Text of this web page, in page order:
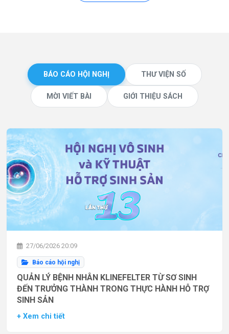
BÁO CÁO HỘI NGHỊ THƯ VIỆN SỐ
MỜI VIẾT BÀI GIỚI THIỆU SÁCH
27/06/2026 20:09
Báo cáo hội nghị
QUẢN LÝ BỆNH NHÂN KLINEFELTER TỪ SƠ SINH
ĐẾN TRƯỞNG THÀNH TRONG THỰC HÀNH HỖ TRỢ
SINH SẢN
+ Xem chi tiết